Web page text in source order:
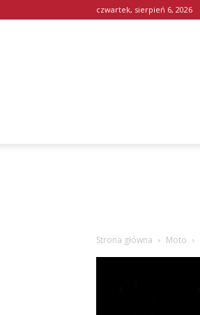
czwartek, sierpień 6, 2026
Strona główna Moto